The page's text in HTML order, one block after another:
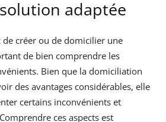
adaptée
de créer ou de domicilier une
de bien comprendre les
Bien que la domiciliation
des avantages considérables, elle
certains inconvénients et
ces aspects est